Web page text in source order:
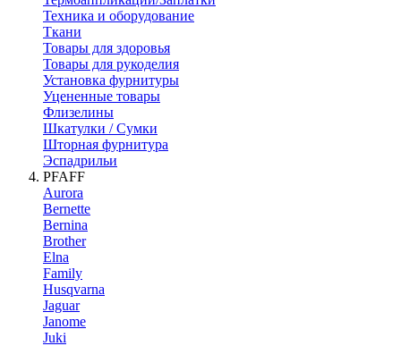
Техника и оборудование
Ткани
Товары для здоровья
Товары для рукоделия
Установка фурнитуры
Уцененные товары
Флизелины
Шкатулки / Сумки
Шторная фурнитура
Эспадрильи
PFAFF
Aurora
Bernette
Bernina
Brother
Elna
Family
Husqvarna
Jaguar
Janome
Juki